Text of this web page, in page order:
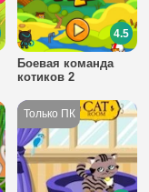
Боевая команда
котиков 2
4.5